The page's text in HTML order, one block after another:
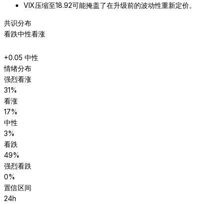
VIX压缩至18.92可能掩盖了在升级前的波动性重新定价。
共识分布
看跌中性看涨
+0.05 中性
情绪分布
强烈看涨
31%
看涨
17%
中性
3%
看跌
49%
强烈看跌
0%
置信区间
24h